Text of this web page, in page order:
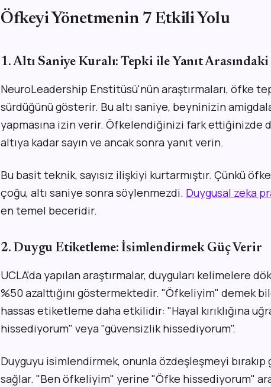
Öfkeyi Yönetmenin 7 Etkili Yolu
1. Altı Saniye Kuralı: Tepki ile Yanıt
NeuroLeadership Enstitüsü'nün araştırmaları, öfke
sürdüğünü gösterir. Bu altı saniye, beyninizin
yapmasına izin verir. Öfkelendiğinizi fark ettiğinizde
altıya kadar sayın ve ancak sonra yanıt verin.
Bu basit teknik, sayısız ilişkiyi kurtarmıştır. Çünkü
çoğu, altı saniye sonra söylenmezdi. Duygusal zeka
en temel beceridir.
2. Duygu Etiketleme: İsimlendirmek Güç Verir
UCLA'da yapılan araştırmalar, duyguları kelimelere
%50 azalttığını göstermektedir. "Öfkeliyim" demek
hassas etiketleme daha etkilidir: "Hayal kırıklığına
hissediyorum" veya "güvensizlik hissediyorum".
Duyguyu isimlendirmek, onunla özdeşleşmeyi
sağlar. "Ben öfkeliyim" yerine "Öfke hissediyorum"